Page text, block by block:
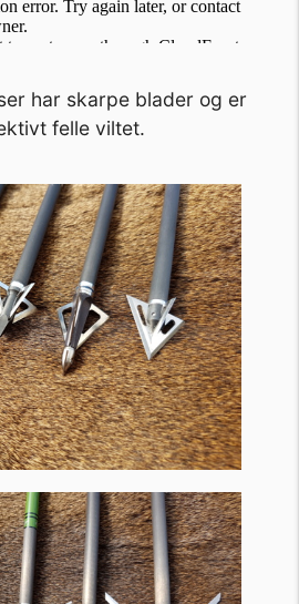
har skarpe blader og er
felle viltet.